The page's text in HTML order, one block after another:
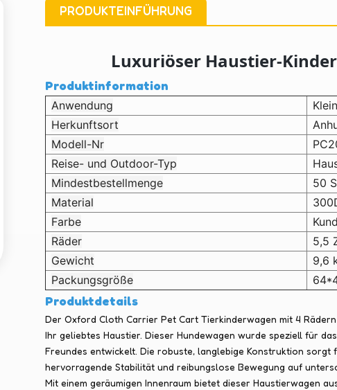
PRODUKTEINFÜHRUNG
Luxuriöser Haustier-
Produktinformation
Anwendung
Herkunftsort
Modell-Nr
Reise- und Outdoor-Typ
Mindestbestellmenge
50
Material
Farbe
Räder
5,5
Gewicht
9,6
Packungsgröße
Produktdetails
Der Oxford Cloth Carrier Pet Cart Tierkinderwagen mit 4
Ihr geliebtes Haustier. Dieser Hundewagen wurde speziell für
Freundes entwickelt. Die robuste, langlebige Konstruktion
hervorragende Stabilität und reibungslose Bewegung auf
Mit einem geräumigen Innenraum bietet dieser Haustierwagen